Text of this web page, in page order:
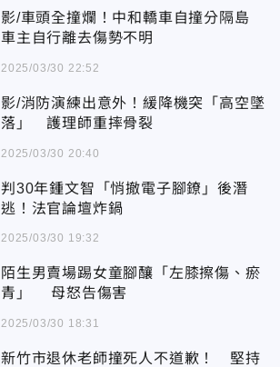
影/車頭全撞爛！中和轎車自撞分隔島
車主自行離去傷勢不明
2025/03/30 22:52
影/消防演練出意外！緩降機突「高空墜
落」 護理師重摔骨裂
2025/03/30 20:40
判30年鍾文智「悄撤電子腳鐐」後潛
逃！法官論壇炸鍋
2025/03/30 19:32
陌生男賣場踢女童腳釀「左膝擦傷、瘀
青」 母怒告傷害
2025/03/30 18:31
新竹市退休老師撞死人不道歉！ 堅持